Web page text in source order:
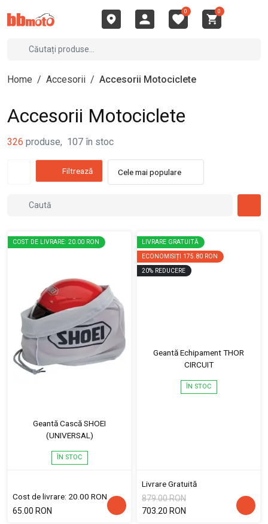
0 0
Home / Accesorii / Accesorii Motociclete
Accesorii Motociclete
326 produse, 107 în stoc
Filtrează Cele mai populare
COST DE LIVRARE: 20.00 RON
Geantă Cască SHOEI
(UNIVERSAL)
ÎN STOC
Cost de livrare: 20.00 RON
65.00 RON
LIVRARE GRATUITĂ
ECONOMISIȚI 175.80 RON
20% REDUCERE
Geantă Echipament THOR
CIRCUIT
ÎN STOC
Livrare Gratuită
879.00 RON
703.20 RON